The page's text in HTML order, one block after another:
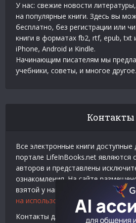
У нас: свежие новости
на популярные книги. Здесь вы
бесплатно, без регистрации или
книги в форматах fb2, rtf, epub, txt
iPhone, Android и Kindle.
Начинающим писателям мы
учебники, советы, и многое другое.
Контакты
Все электронные книги доступные
портале LifeInBooks.net являются
авторов и представлены
ознакомления. На сайте
взятой у нашего партнера
на использование материалов Litres
Контакты для связи по вопросам